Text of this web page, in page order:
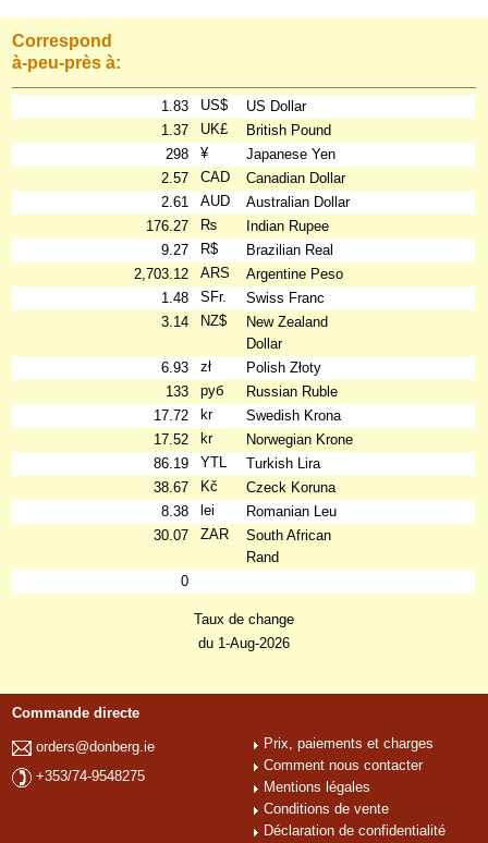
Correspond
à-peu-près à:
1.83 US$
US Dollar
1.37
UK£
British Pound
298
¥
Japanese Yen
2.57
CAD
Canadian Dollar
2.61
AUD
Australian Dollar
176.27
₨
Indian Rupee
9.27
R$
Brazilian Real
2,703.12
ARS
Argentine Peso
1.48
SFr.
Swiss Franc
3.14
NZ$
New Zealand
Dollar
6.93
zł
Polish Złoty
133
руб
Russian Ruble
17.72
kr
Swedish Krona
17.52
kr
Norwegian Krone
86.19
YTL
Turkish Lira
38.67
Kč
Czeck Koruna
8.38
lei
Romanian Leu
30.07
ZAR
South African
Rand
0
Taux de change
du 1-Aug-2026
Commande directe
orders@donberg.ie
+353/74-9548275
Prix, paiements et charges
Comment nous contacter
Mentions légales
Conditions de vente
Déclaration de confidentialité